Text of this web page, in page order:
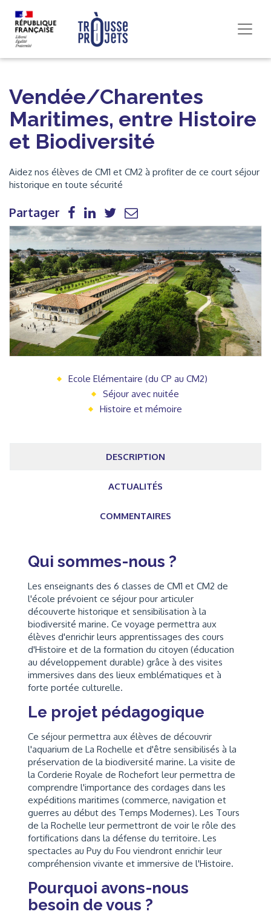
Vendée/Charentes
Maritimes, entre Histoire
et Biodiversité
Aidez nos élèves de CM1 et CM2 à profiter de ce court séjour
historique en toute sécurité
Partager
Ecole Elémentaire (du CP au CM2)
Séjour avec nuitée
Histoire et mémoire
DESCRIPTION
ACTUALITÉS
COMMENTAIRES
Qui sommes-nous ?
Les enseignants des 6 classes de CM1 et CM2 de
l'école prévoient ce séjour pour articuler
découverte historique et sensibilisation à la
biodiversité marine. Ce voyage permettra aux
élèves d'enrichir leurs apprentissages des cours
d'Histoire et de la formation du citoyen (éducation
au développement durable) grâce à des visites
immersives dans des lieux emblématiques et à
forte portée culturelle.
Le projet pédagogique
Ce séjour permettra aux élèves de découvrir
l'aquarium de La Rochelle et d'être sensibilisés à la
préservation de la biodiversité marine. La visite de
la Corderie Royale de Rochefort leur permettra de
comprendre l'importance des cordages dans les
expéditions maritimes (commerce, navigation et
guerres au début des Temps Modernes). Les Tours
de la Rochelle leur permettront de voir le rôle des
fortifications dans la défense du territoire. Les
spectacles au Puy du Fou viendront enrichir leur
compréhension vivante et immersive de l'Histoire.
Pourquoi avons-nous
besoin de vous ?